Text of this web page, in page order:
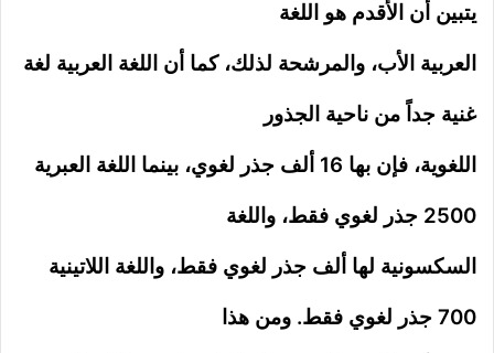
يتبين أن الأقدم هو اللغة
العربية الأب، والمرشحة لذلك، كما أن اللغة العربية لغة
غنية جداً من ناحية الجذور
اللغوية، فإن بها 16 ألف جذر لغوي، بينما اللغة العبرية
2500 جذر لغوي فقط، واللغة
السكسونية لها ألف جذر لغوي فقط، واللغة اللاتينية
700 جذر لغوي فقط. ومن هذا